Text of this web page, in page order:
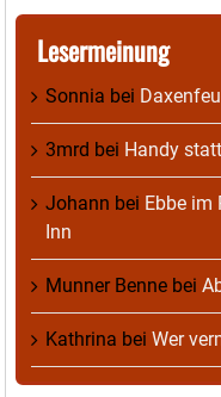
Lesermeinung
Sonnia bei
3mrd bei Handy
Johann bei Ebbe im
Inn
Munner Benne bei
Kathrina bei Wer